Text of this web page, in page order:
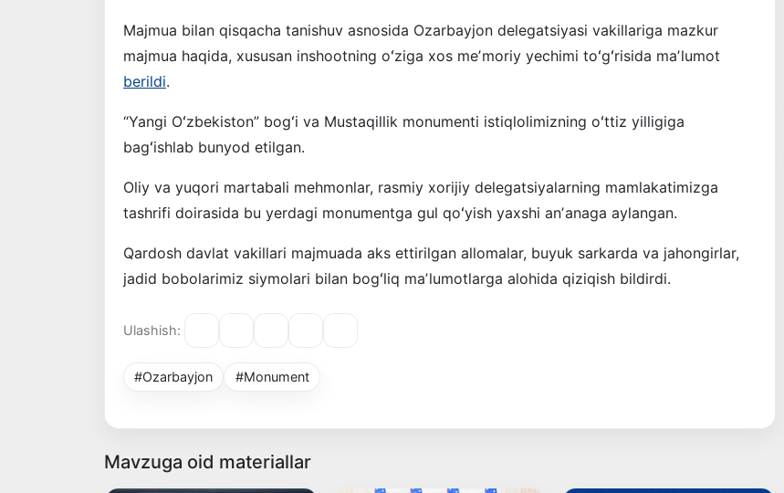
Majmua bilan qisqacha tanishuv asnosida Ozarbayjon delegatsiyasi vakillariga mazkur
majmua haqida, xususan inshootning oʻziga xos meʼmoriy yechimi toʻgʻrisida maʼlumot
berildi.
“Yangi Oʻzbekiston” bogʻi va Mustaqillik monumenti istiqlolimizning oʻttiz yilligiga
bagʻishlab bunyod etilgan.
Oliy va yuqori martabali mehmonlar, rasmiy xorijiy delegatsiyalarning mamlakatimizga
tashrifi doirasida bu yerdagi monumentga gul qoʻyish yaxshi anʼanaga aylangan.
Qardosh davlat vakillari majmuada aks ettirilgan allomalar, buyuk sarkarda va jahongirlar,
jadid bobolarimiz siymolari bilan bogʻliq maʼlumotlarga alohida qiziqish bildirdi.
Ulashish:
#Ozarbayjon #Monument
Mavzuga oid materiallar